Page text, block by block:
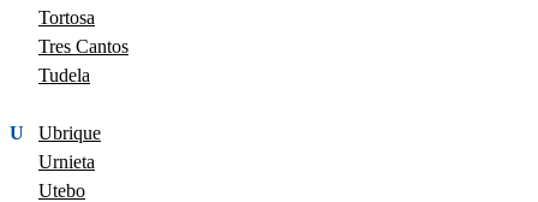
Tortosa
Tres Cantos
Tudela
U
Ubrique
Urnieta
Utebo